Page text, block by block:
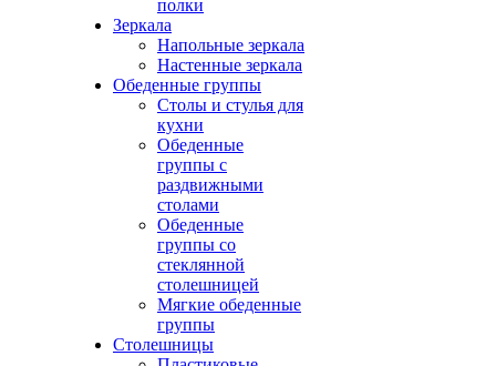
полки
Зеркала
Напольные зеркала
Настенные зеркала
Обеденные группы
Столы и стулья для
кухни
Обеденные
группы с
раздвижными
столами
Обеденные
группы со
стеклянной
столешницей
Мягкие обеденные
группы
Столешницы